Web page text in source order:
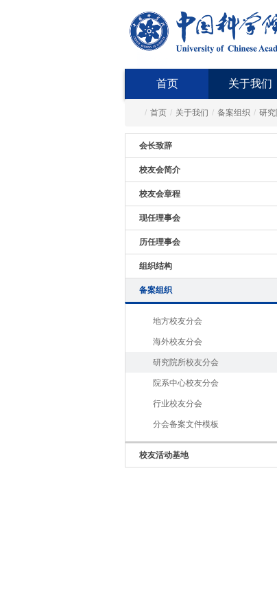
首页 关于我们
/ 首页 / 关于我们 / 备案组织 / 研
会长致辞
校友会简介
校友会章程
现任理事会
历任理事会
组织结构
备案组织
地方校友分会
海外校友分会
研究院所校友分会
院系中心校友分会
行业校友分会
分会备案文件模板
校友活动基地